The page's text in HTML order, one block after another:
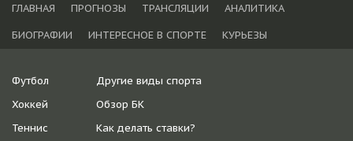
ГЛАВНАЯ ПРОГНОЗЫ ТРАНСЛЯЦИИ
АНАЛИТИКА
БИОГРАФИИ
ИНТЕРЕСНОЕ В СПОРТЕ КУРЬЕЗЫ
Футбол
Хоккей
Теннис
Другие виды спорта
Обзор БК
Как делать ставки?